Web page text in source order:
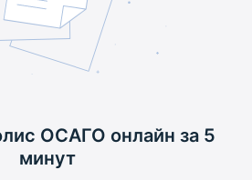
ОСАГО онлайн за 5
минут